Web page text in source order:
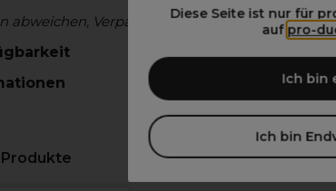
Diese Seite ist nur für
auf pro-
Ich bin
Ich bin
abweichen, Verpackung beachten)